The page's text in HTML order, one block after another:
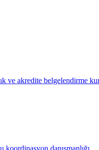
akredite belgelendirme
danışmanlığı